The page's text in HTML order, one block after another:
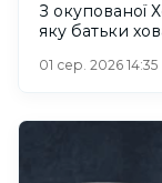
З окупованої
яку батьки
01 сер. 2026 14:35